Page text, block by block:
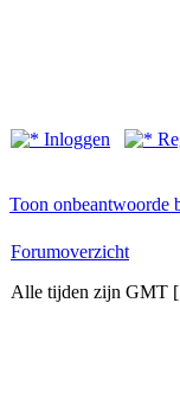
Inloggen
Toon onbeantwoorde
Forumoverzicht
Alle tijden zijn GMT